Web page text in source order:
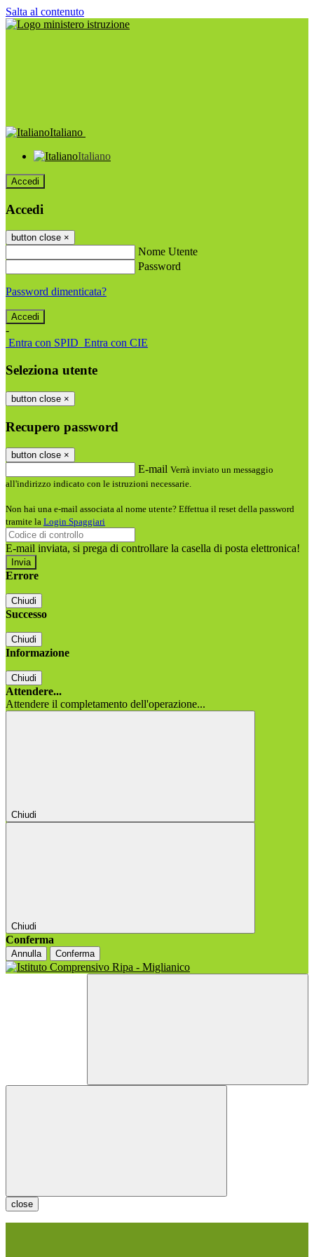
Salta al contenuto
Italiano
Italiano
Accedi
Accedi
button close ×
Nome Utente
Password
Password dimenticata?
-
Entra con SPID Entra con CIE
Seleziona utente
button close ×
Recupero password
button close ×
E-mail Verrà inviato un messaggio
all'indirizzo indicato con le istruzioni necessarie.
Non hai una e-mail associata al nome utente? Effettua il reset della password
tramite la Login Spaggiari
E-mail inviata, si prega di controllare la casella di posta elettronica!
Errore
Chiudi
Successo
Chiudi
Informazione
Chiudi
Attendere...
Attendere il completamento dell'operazione...
Chiudi
Chiudi
Conferma
Annulla Conferma
close